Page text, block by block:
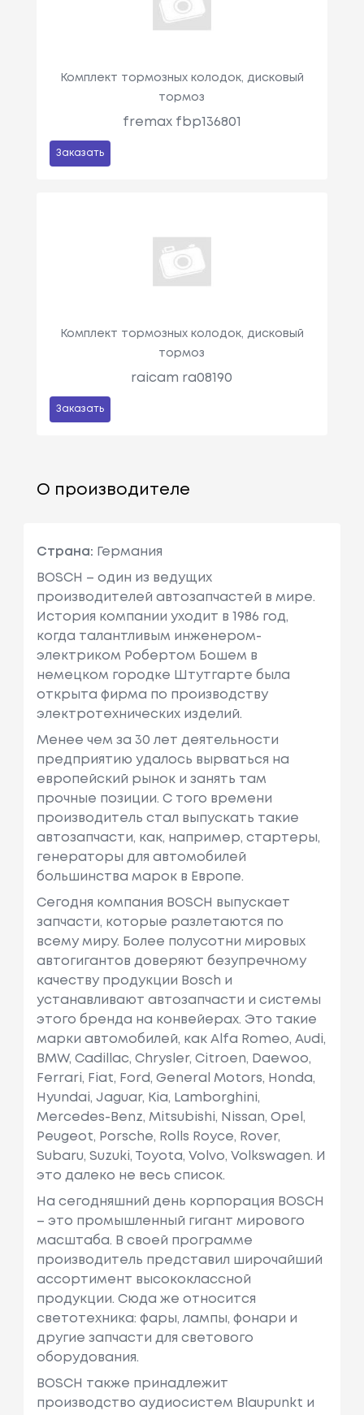
Комплект тормозных колодок, дисковый
тормоз
fremax fbp136801
Заказать
Комплект тормозных колодок, дисковый
тормоз
raicam ra08190
Заказать
О производителе
Страна: Германия
BOSCH – один из ведущих
производителей автозапчастей в мире.
История компании уходит в 1986 год,
когда талантливым инженером-
электриком Робертом Бошем в
немецком городке Штутгарте была
открыта фирма по производству
электротехнических изделий.
Менее чем за 30 лет деятельности
предприятию удалось вырваться на
европейский рынок и занять там
прочные позиции. С того времени
производитель стал выпускать такие
автозапчасти, как, например, cтартеры,
генераторы для автомобилей
большинства марок в Европе.
Сегодня компания BOSCH выпускает
запчасти, которые разлетаются по
всему миру. Более полусотни мировых
автогигантов доверяют безупречному
качеству продукции Bosch и
устанавливают автозапчасти и системы
этого бренда на конвейерах. Это такие
марки автомобилей, как Alfa Romeo, Audi,
BMW, Cadillac, Chrysler, Citroеn, Daewoo,
Ferrari, Fiat, Ford, General Motors, Honda,
Hyundai, Jaguar, Kia, Lamborghini,
Mercedes-Benz, Mitsubishi, Nissan, Opel,
Peugeot, Porsche, Rolls Royce, Rover,
Subaru, Suzuki, Toyota, Volvo, Volkswagen. И
это далеко не весь список.
На сегодняшний день корпорация BOSCH
– это промышленный гигант мирового
масштаба. В своей программе
производитель представил широчайший
ассортимент высококлассной
продукции. Сюда же относится
светотехника: фары, лампы, фонари и
другие запчасти для светового
оборудования.
BOSCH также принадлежит
производство аудиосистем Blaupunkt и